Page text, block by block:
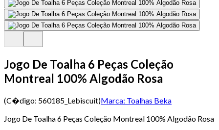
Jogo De Toalha 6 Peças Coleção
Montreal 100% Algodão Rosa
(C�digo: 560185_Lebiscuit)Marca: Toalhas Beka
Jogo De Toalha 6 Peças Coleção Montreal 100% Algodão Rosa